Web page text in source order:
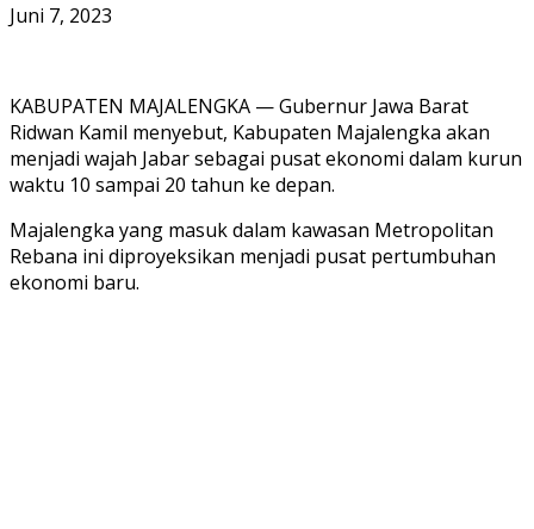
Juni 7, 2023
KABUPATEN MAJALENGKA — Gubernur Jawa Barat
Ridwan Kamil menyebut, Kabupaten Majalengka akan
menjadi wajah Jabar sebagai pusat ekonomi dalam kurun
waktu 10 sampai 20 tahun ke depan.
Majalengka yang masuk dalam kawasan Metropolitan
Rebana ini diproyeksikan menjadi pusat pertumbuhan
ekonomi baru.